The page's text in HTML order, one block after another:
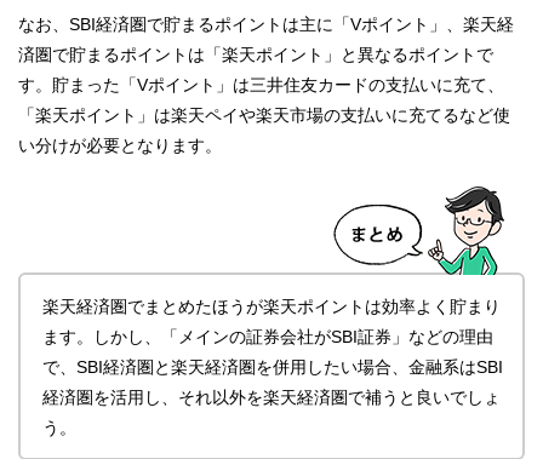
なお、SBI経済圏で貯まるポイントは主に「Vポイント」、楽天経
済圏で貯まるポイントは「楽天ポイント」と異なるポイントで
す。貯まった「Vポイント」は三井住友カードの支払いに充て、
「楽天ポイント」は楽天ペイや楽天市場の支払いに充てるなど使
い分けが必要となります。
楽天経済圏でまとめたほうが楽天ポイントは効率よく貯まり
ます。しかし、「メインの証券会社がSBI証券」などの理由
で、SBI経済圏と楽天経済圏を併用したい場合、金融系はSBI
経済圏を活用し、それ以外を楽天経済圏で補うと良いでしょ
う。